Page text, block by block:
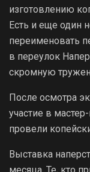
изготовлению
Есть и еще один
переименовать
в переулок
скромную
После осмотра
участие в
провели
Выставка